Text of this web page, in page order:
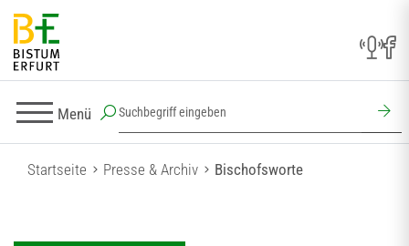
Menü
Startseite Presse & Archiv Bischofsworte